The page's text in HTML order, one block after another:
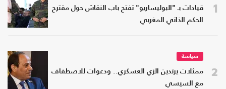
1
قيادات بـ "البوليساريو" تفتح باب النقاش حول مقترح
الحكم الذاتي المغربي
2
سياسة
ممثلات يرتدين الزي العسكري.. ودعوات للاصطفاف
مع السيسي